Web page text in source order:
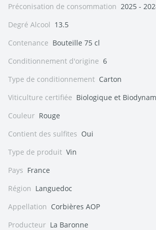
Préconisation de consommation 2025 -
Degré Alcool 13.5
Contenance Bouteille 75 cl
Conditionnement d'origine 6
Type de conditionnement Carton
Viticulture certifiée Biologique et
Couleur Rouge
Contient des sulfites Oui
Type de produit Vin
Pays France
Région Languedoc
Appellation Corbières AOP
Producteur La Baronne